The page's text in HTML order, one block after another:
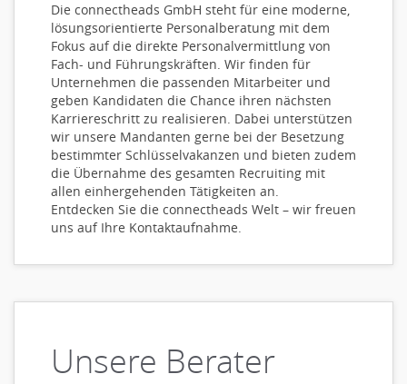
Die connectheads GmbH steht für eine moderne,
lösungsorientierte Personalberatung mit dem
Fokus auf die direkte Personalvermittlung von
Fach- und Führungskräften. Wir finden für
Unternehmen die passenden Mitarbeiter und
geben Kandidaten die Chance ihren nächsten
Karriereschritt zu realisieren. Dabei unterstützen
wir unsere Mandanten gerne bei der Besetzung
bestimmter Schlüsselvakanzen und bieten zudem
die Übernahme des gesamten Recruiting mit
allen einhergehenden Tätigkeiten an.
Entdecken Sie die connectheads Welt – wir freuen
uns auf Ihre Kontaktaufnahme.
Unsere Berater